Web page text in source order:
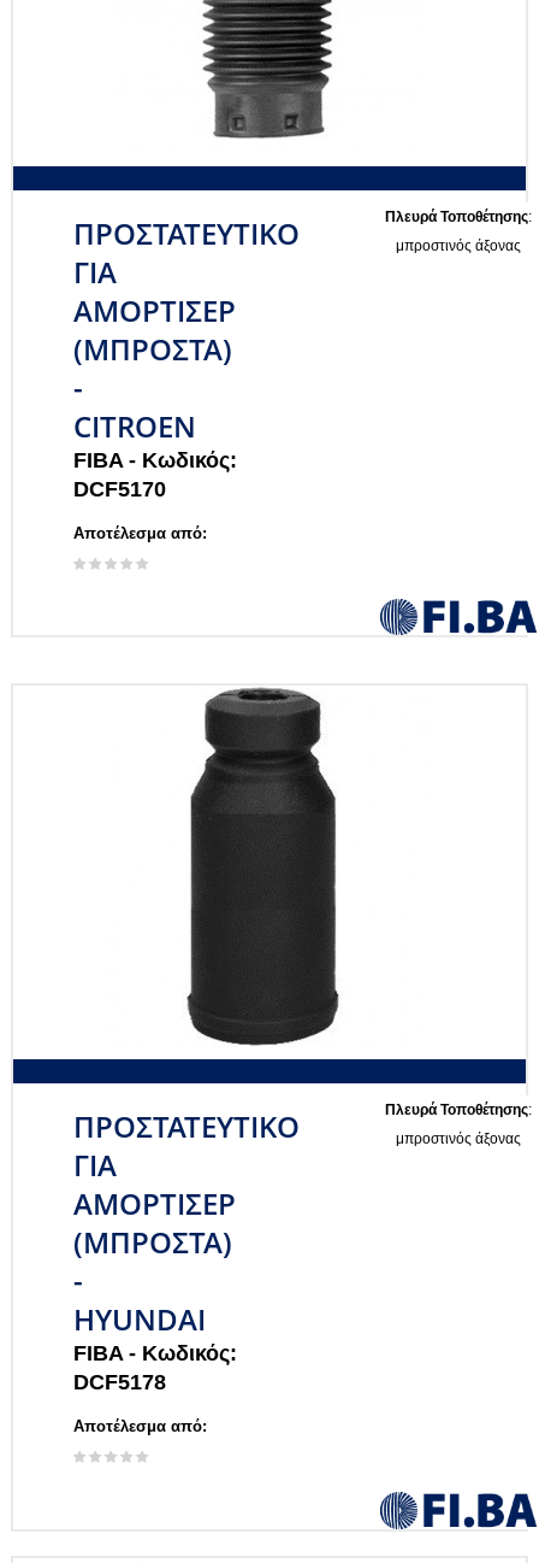
ΠΡΟΣΤΑΤΕΥΤΙΚΟ
ΓΙΑ
ΑΜΟΡΤΙΣΕΡ
(ΜΠΡΟΣΤΑ)
-
CITROEN
FIBA - Κωδικός:
DCF5170
Αποτέλεσμα από:
Πλευρά Τοποθέτησης:
μπροστινός άξονας
ΠΡΟΣΤΑΤΕΥΤΙΚΟ
ΓΙΑ
ΑΜΟΡΤΙΣΕΡ
(ΜΠΡΟΣΤΑ)
-
HYUNDAI
FIBA - Κωδικός:
DCF5178
Αποτέλεσμα από:
Πλευρά Τοποθέτησης:
μπροστινός άξονας